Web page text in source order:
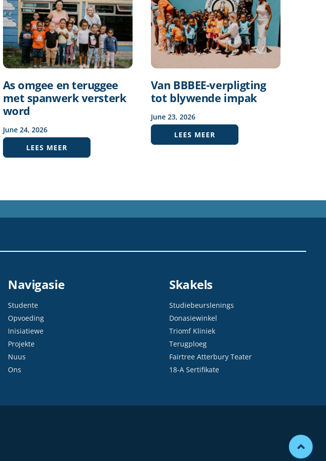
As omgee en teruggee
met spanwerk versterk
word
June 24, 2026
LEES MEER
Van BBBEE-verpligting
tot blywende impak
June 23, 2026
LEES MEER
Navigasie
Studente
Opvoeding
Inisiatiewe
Projekte
Nuus
Ons
Skakels
Studiebeurslenings
Donasiewinkel
Triomf Kliniek
Terugploeg
Fairtree Atterbury Teater
18-A Sertifikate